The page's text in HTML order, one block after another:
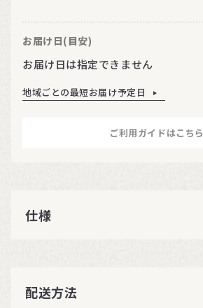
お届け日(目安)
お届け日は指定できません
地域ごとの最短お届け予定日
ご利用ガイドはこちら
仕様
配送方法